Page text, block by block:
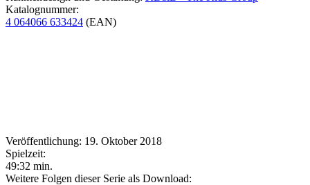
Katalognummer:
4 064066 633424 (EAN)
Veröffentlichung: 19. Oktober 2018
Spielzeit:
49:32 min.
Weitere Folgen dieser Serie als Download: